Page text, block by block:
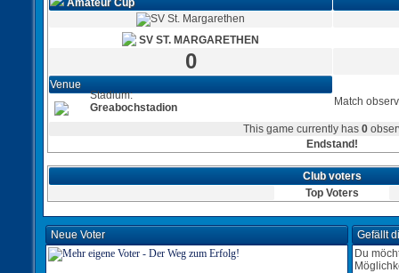
Amateur Cup
SV ST. MARGARETHEN
0
Venue
Stadium:
Greabochstadion
Match
This game currently has 0
Endstand!
Club voters
Top Voters
Neue Voter
Gefällt
Du